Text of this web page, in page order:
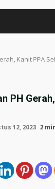
Kanit PPA
PH
12, 2023 2